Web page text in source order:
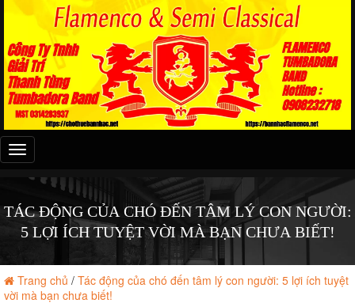
Đây
là
menu
TÁC ĐỘNG CỦA CHÓ ĐẾN TÂM LÝ CON NGƯỜI:
5 LỢI ÍCH TUYỆT VỜI MÀ BẠN CHƯA BIẾT!
Trang chủ / Tác động của chó đến tâm lý con người: 5 lợi ích tuyệt
vời mà bạn chưa biết!